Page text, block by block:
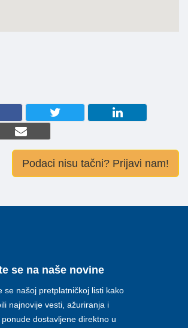
Podaci nisu tačni? Prijavi nam!
se na naše novine
se našoj pretplatničkoj listi kako
najnovije vesti, ažuriranja i
dostavljene direktno u